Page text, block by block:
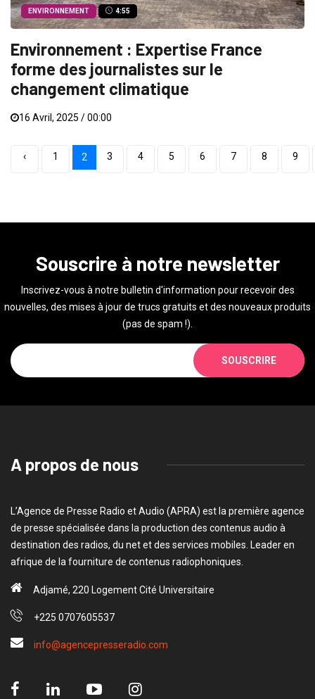
ENVIRONNEMENT 4:55
Environnement : Expertise France
forme des journalistes sur le
changement climatique
16 Avril, 2025 / 00:00
‹ 1 2 3 4 5 6 7 8 9
Souscrire à notre newsletter
Inscrivez-vous à notre bulletin d'information pour recevoir des
nouvelles, des mises à jour de trucs gratuits et des nouveaux produits
(pas de spam !).
SOUSCRIRE
A propos de nous
L’Agence de Presse Radio et Audio (APRA) est la première agence
de presse spécialisée dans la production des contenus audio à
destination des radios, du net et des services mobiles. Leader en
afrique de la fourniture de contenus radiophoniques.
Adjamé, 220 Logement Cité Universitaire
+225 0707605537
info@agencepresseradio.com